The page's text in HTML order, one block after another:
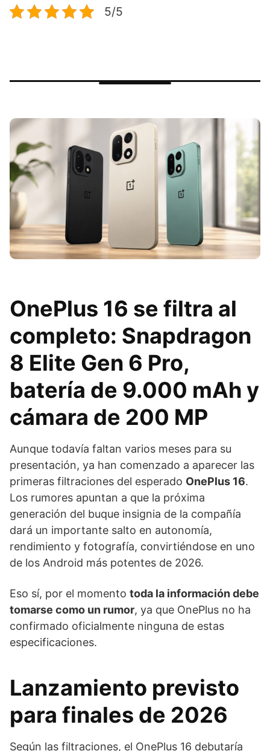
5/5
OnePlus 16 se filtra al
completo: Snapdragon
8 Elite Gen 6 Pro,
batería de 9.000 mAh y
cámara de 200 MP
Aunque todavía faltan varios meses para su
presentación, ya han comenzado a aparecer las
primeras filtraciones del esperado OnePlus 16.
Los rumores apuntan a que la próxima
generación del buque insignia de la compañía
dará un importante salto en autonomía,
rendimiento y fotografía, convirtiéndose en uno
de los Android más potentes de 2026.
Eso sí, por el momento toda la información debe
tomarse como un rumor, ya que OnePlus no ha
confirmado oficialmente ninguna de estas
especificaciones.
Lanzamiento previsto
para finales de 2026
Según las filtraciones, el OnePlus 16 debutaría